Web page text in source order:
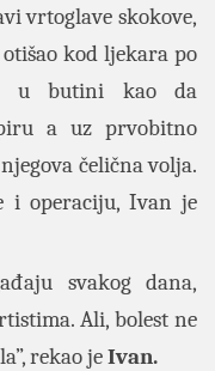
vrtoglave skokove,
kod ljekara po
u butini kao da
a uz prvobitno
čelična volja.
i operaciju, Ivan je
svakog dana,
Ali, bolest ne
rekao jeIvan.